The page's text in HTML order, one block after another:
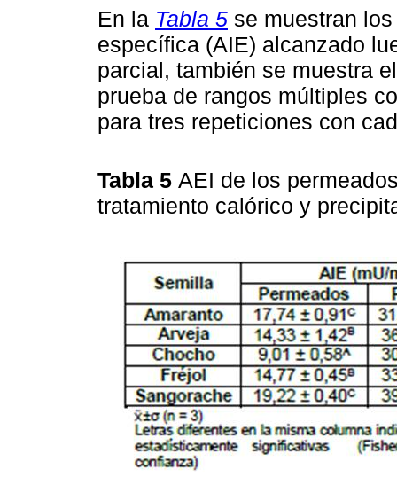
En la Tabla 5 se muestran
específica (AIE) alcanzado
parcial, también se muestra
prueba de rangos múltiples
para tres repeticiones con
Tabla 5 AEI de los
tratamiento calórico y